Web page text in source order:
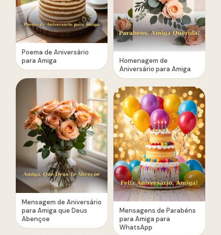
Poema de Aniversário
para Amiga
Mensagem de Aniversário
para Amiga que Deus
Abençoe
Homenagem de
Aniversário para Amiga
Mensagens de Parabéns
para Amiga para
WhatsApp